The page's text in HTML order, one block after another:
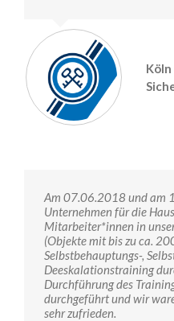
Köln
Am 07.06.2018 und am
Unternehmen für die
Mitarbeiter*innen in
(Objekte mit bis zu ca.
Selbstbehauptungs-,
Deeskalationstraining
Durchführung des
durchgeführt und wir
sehr zufrieden.